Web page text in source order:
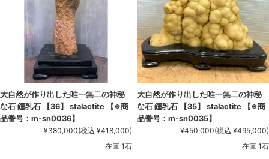
大自然が作り出した唯一無二の神秘
な石 鍾乳石 【36】 stalactite 【※商
品番号：m-sn0036】
¥380,000(税込 ¥418,000)
在庫 1石
大自然が作り出した唯一無二の神秘
な石 鍾乳石 【35】 stalactite 【※商
品番号：m-sn0035】
¥450,000(税込 ¥495,000)
在庫 1石